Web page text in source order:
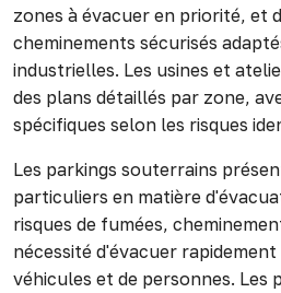
zones à évacuer en priorité, et
cheminements sécurisés
industrielles. Les usines et
des plans détaillés par zone,
spécifiques selon les risques
Les parkings souterrains
particuliers en matière
risques de fumées,
nécessité d'évacuer
véhicules et de personnes. Les